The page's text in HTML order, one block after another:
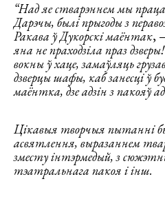
“Над яе стварэннем мы
Дарэчы, былі прыгоды з
Ракава ў Дукорскі маёнтак,
яна не праходзіла праз
вокны ў хаце, замаўляць
дзверцы шафы, каб занесці ў
маёнтка, дзе адзін з пакояў
Цікавыя творчыя пытанні
асвятлення, выразаннем
зместу інтэрмедый, з
тэатральнага пакоя і інш.